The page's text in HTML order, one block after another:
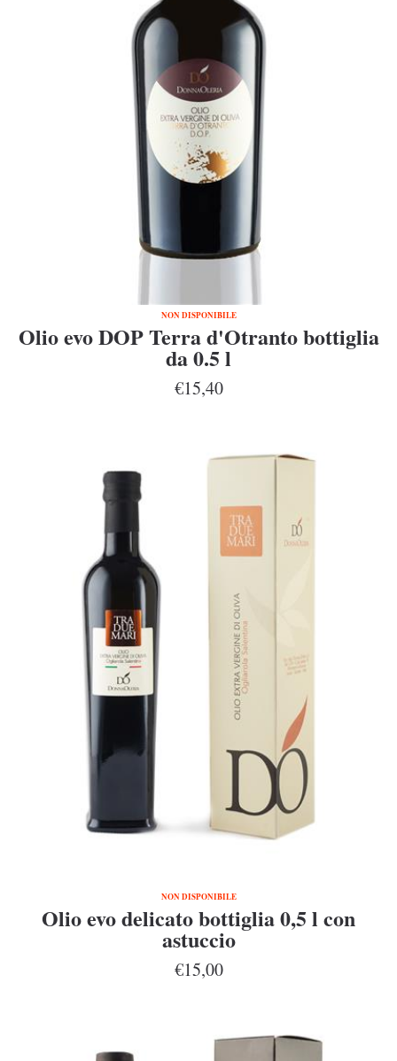
NON DISPONIBILE
Olio evo DOP Terra d'Otranto bottiglia
da 0.5 l
€15,40
NON DISPONIBILE
Olio evo delicato bottiglia 0,5 l con
astuccio
€15,00